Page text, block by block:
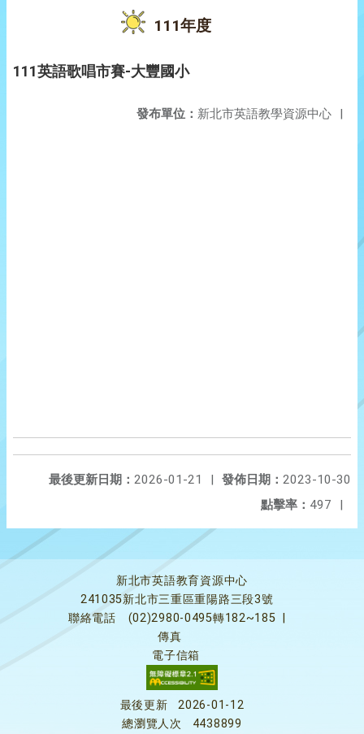
111年度
111英語歌唱市賽-大豐國小
發布單位： 新北市英語教學資源中心 |
發佈日期： 2023-10-30
最後更新日期： 2026-01-21
|
點擊率： 497 |
新北市英語教育資源中心
241035新北市三重區重陽路三段3號
聯絡電話
(02)2980-0495轉182~185
傳真
電子信箱
最後更新
2026-01-12
總瀏覽人次
4438899